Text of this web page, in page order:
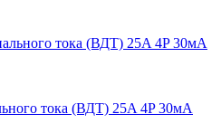
тока (ВДТ) 25A 4P 30мА